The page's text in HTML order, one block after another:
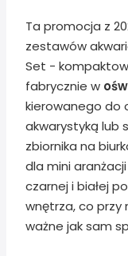
Ta promocja z
zestawów
Set -
fabrycznie w
kierowanego do
akwarystyką lub
zbiornika na
dla mini
czarnej i białej
wnętrza, co przy
ważne jak sam